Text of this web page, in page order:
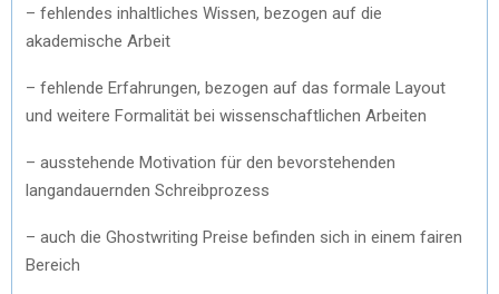
– fehlendes inhaltliches Wissen, bezogen auf die
akademische Arbeit
– fehlende Erfahrungen, bezogen auf das formale Layout
und weitere Formalität bei wissenschaftlichen Arbeiten
– ausstehende Motivation für den bevorstehenden
langandauernden Schreibprozess
– auch die Ghostwriting Preise befinden sich in einem fairen
Bereich